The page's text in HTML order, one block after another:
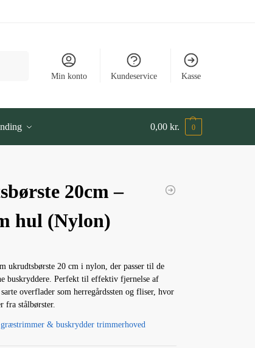
Min konto Kundeservice Kasse
0,00 kr. 0
20cm –
hul (Nylon)
ukrudtsbørste 20 cm i nylon, der passer til de
buskryddere. Perfekt til effektiv fjernelse af
overflader som herregårdssten og fliser, hvor
fra stålbørster.
& buskrydder trimmerhoved